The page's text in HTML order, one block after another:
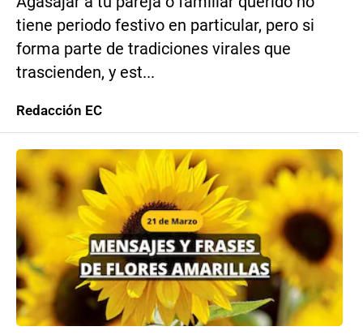
tiene periodo festivo en particular, pero si
forma parte de tradiciones virales que
trascienden, y est...
Redacción EC